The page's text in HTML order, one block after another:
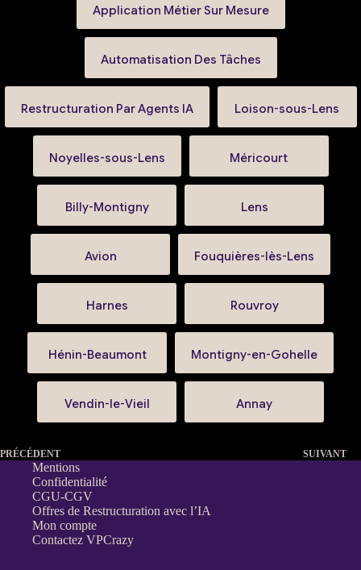
Application Métier Sur Mesure
Automatisation Des Tâches
Restructuration Par Agents IA Loison-sous-Lens
Noyelles-sous-Lens Méricourt
Billy-Montigny Lens
Avion Fouquières-lès-Lens
Harnes Rouvroy
Hénin-Beaumont Montigny-en-Gohelle
Vendin-le-Vieil Annay
PRÉCÉDENT SUIVANT
Mentions
Confidentialité
CGU-CGV
Offres de Restructuration avec l’IA
Mon compte
Contactez VPCrazy